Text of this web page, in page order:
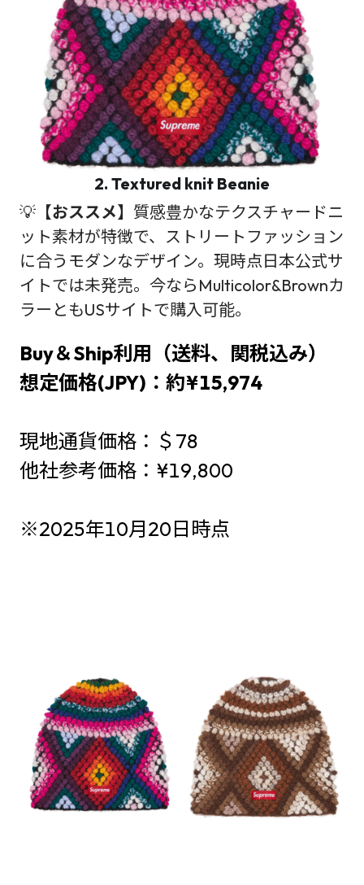
2. Textured knit Beanie
💡 【おススメ】 質感豊かなテクスチャードニ
ット素材が特徴で、ストリートファッション
に合うモダンなデザイン。現時点日本公式サ
イトでは未発売。今ならMulticolor&Brownカ
ラーともUSサイトで購入可能。
Buy＆Ship利用（送料、関税込み）
想定価格(JPY)：約¥15,974
現地通貨価格：＄78
他社参考価格：¥19,800
※2025年10月20日時点